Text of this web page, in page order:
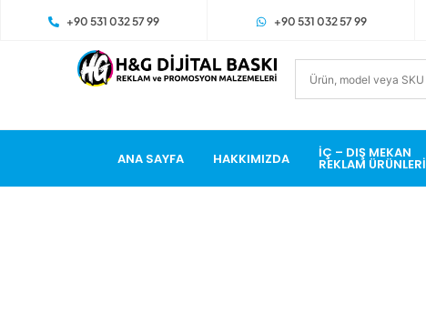
+90 531 032 57 99 +90 531 032 57 99
ANA SAYFA HAKKIMIZDA İÇ – DIŞ MEKAN
REKLAM ÜRÜNLERI